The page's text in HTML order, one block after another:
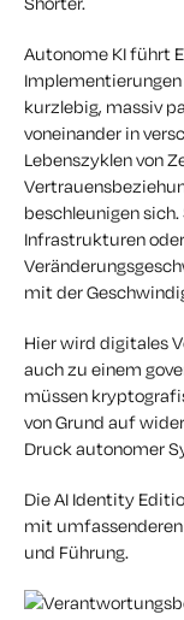
Autonome KI führt
kurzlebig, massiv
voneinander in
Lebenszyklen von
beschleunigen
Infrastrukturen
mit der
Hier wird digitales
auch zu einem
müssen
von Grund auf
Druck autonomer
DieAI Identity
mit umfassenderen
und Führung.